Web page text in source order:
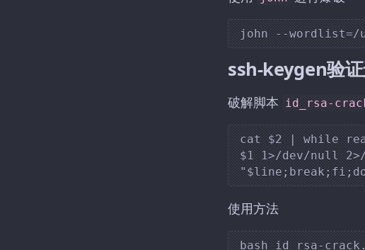
ssh-keygen验
破解脚本 id_rsa-
cat $2 | while
$1 1>/dev/null 2>/
使用方法